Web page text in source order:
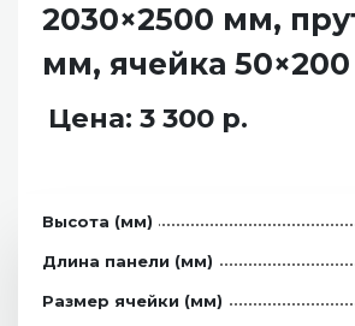
2030×2500 мм,
мм, ячейка
Цена: 3 300 р.
Высота (мм)
Длина панели (мм)
Размер ячейки (мм)